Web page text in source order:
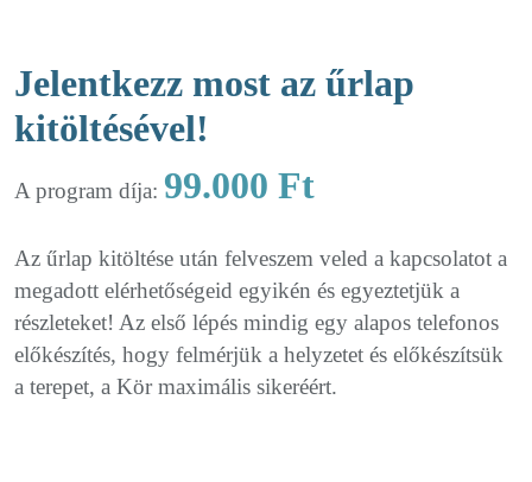
Jelentkezz most az űrlap
kitöltésével!
A program díja: 99.000 Ft
Az űrlap kitöltése után felveszem veled a kapcsolatot a
megadott elérhetőségeid egyikén és egyeztetjük a
részleteket! Az első lépés mindig egy alapos telefonos
előkészítés, hogy felmérjük a helyzetet és előkészítsük
a terepet, a Kör maximális sikeréért.